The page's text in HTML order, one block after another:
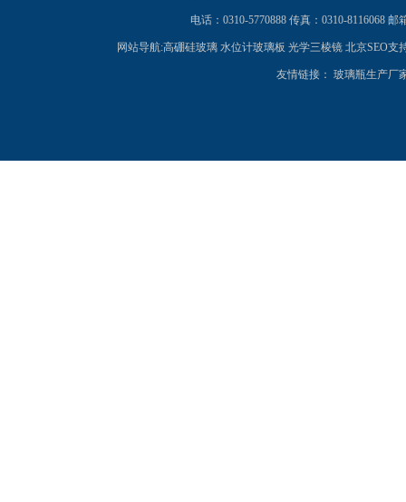
电话：0310-5770888 传真：0310-8116068 邮
网站导航:高硼硅玻璃 水位计玻璃板 光学三棱镜 北京SEO支
友情链接：玻璃瓶生产厂